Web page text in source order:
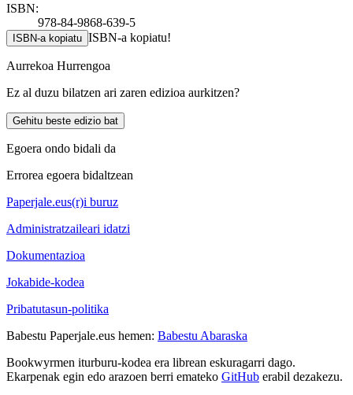
ISBN:
978-84-9868-639-5
ISBN-a kopiatu ISBN-a kopiatu!
Aurrekoa Hurrengoa
Ez al duzu bilatzen ari zaren edizioa aurkitzen?
Gehitu beste edizio bat
Egoera ondo bidali da
Errorea egoera bidaltzean
Paperjale.eus(r)i buruz
Administratzaileari idatzi
Dokumentazioa
Jokabide-kodea
Pribatutasun-politika
Babestu Paperjale.eus hemen: Babestu Abaraska
Bookwyrmen iturburu-kodea era librean eskuragarri dago.
Ekarpenak egin edo arazoen berri emateko GitHub erabil dezakezu.